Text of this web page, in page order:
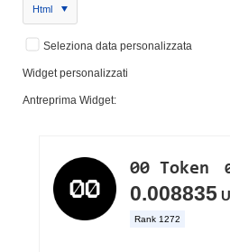
Html
Seleziona data personalizzata
Widget personalizzati
Antreprima Widget: